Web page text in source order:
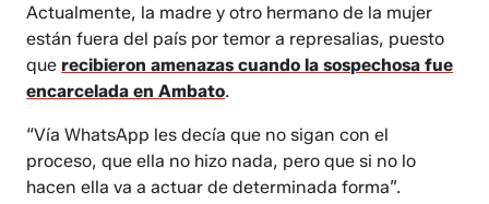
Actualmente, la madre y otro hermano de la mujer
están fuera del país por temor a represalias, puesto
querecibieron amenazas cuando la sospechosa fue
encarcelada en Ambato.
“Vía WhatsApp les decía que no sigan con el
proceso, que ella no hizo nada, pero que si no lo
hacen ella va a actuar de determinada forma”.